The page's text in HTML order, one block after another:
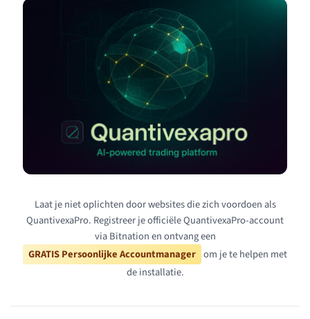
Laat je niet oplichten door websites die zich voordoen als
QuantivexaPro. Registreer je officiële QuantivexaPro-account
via Bitnation en ontvang een
GRATIS Persoonlijke Accountmanager om je te helpen met
de installatie.